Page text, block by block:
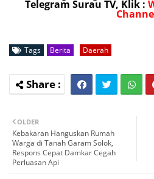
Telegram Surau TV, Klik :
Tags Berita Daerah
OLDER
Kebakaran Hanguskan Rumah
Warga di Tanah Garam Solok,
Respons Cepat Damkar Cegah
Perluasan Api